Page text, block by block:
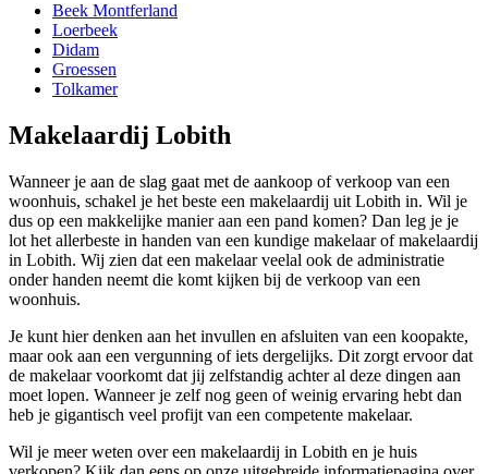
Beek Montferland
Loerbeek
Didam
Groessen
Tolkamer
Makelaardij Lobith
Wanneer je aan de slag gaat met de aankoop of verkoop van een
woonhuis, schakel je het beste een makelaardij uit Lobith in. Wil je
dus op een makkelijke manier aan een pand komen? Dan leg je je
lot het allerbeste in handen van een kundige makelaar of makelaardij
in Lobith. Wij zien dat een makelaar veelal ook de administratie
onder handen neemt die komt kijken bij de verkoop van een
woonhuis.
Je kunt hier denken aan het invullen en afsluiten van een koopakte,
maar ook aan een vergunning of iets dergelijks. Dit zorgt ervoor dat
de makelaar voorkomt dat jij zelfstandig achter al deze dingen aan
moet lopen. Wanneer je zelf nog geen of weinig ervaring hebt dan
heb je gigantisch veel profijt van een competente makelaar.
Wil je meer weten over een makelaardij in Lobith en je huis